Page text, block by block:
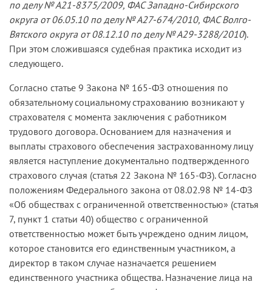
по делу № А21-8375/2009, ФАС Западно-Сибирского
округа от 06.05.10 по делу № А27-674/2010, ФАС Волго-
Вятского округа от 08.12.10 по делу № А29-3288/2010).
При этом сложившаяся судебная практика исходит из
следующего.
Согласно статье 9 Закона № 165-ФЗ отношения по
обязательному социальному страхованию возникают у
страхователя с момента заключения с работником
трудового договора. Основанием для назначения и
выплаты страхового обеспечения застрахованному лицу
является наступление документально подтвержденного
страхового случая (статья 22 Закона № 165-ФЗ). Согласно
положениям Федерального закона от 08.02.98 № 14-ФЗ
«Об обществах с ограниченной ответственностью» (статья
7, пункт 1 статьи 40) общество с ограниченной
ответственностью может быть учреждено одним лицом,
которое становится его единственным участником, а
директор в таком случае назначается решением
единственного участника общества. Назначение лица на